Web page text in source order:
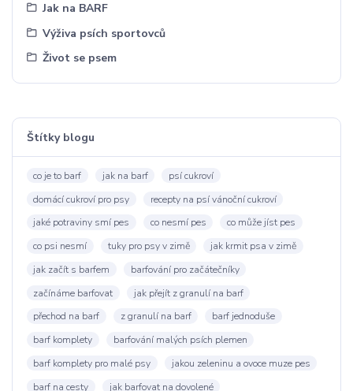
Jak na BARF
Výživa psích sportovců
Život se psem
Štítky blogu
co je to barf jak na barf
psí cukroví
domácí cukroví pro psy
recepty na psí vánoční cukroví
jaké potraviny smí pes
co nesmí pes
co může jíst pes
co psi nesmí
tuky pro psy v zimě
jak krmit psa v zimě
jak začít s barfem
barfování pro začátečníky
začínáme barfovat
jak přejít z granulí na barf
přechod na barf
z granulí na barf
barf jednoduše
barf komplety
barfování malých psích plemen
barf komplety pro malé psy
jakou zeleninu a ovoce muze pes
barf na cesty
jak barfovat na dovolené